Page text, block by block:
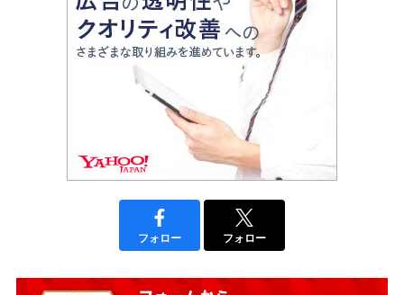
フォロー フォロー